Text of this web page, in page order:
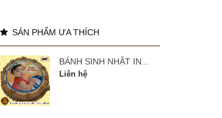
SẢN PHẨM ƯA THÍCH
BÁNH SINH NHẬT IN...
Liên hệ